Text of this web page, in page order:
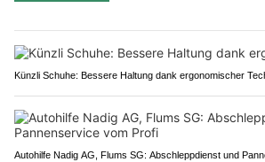
Künzli Schuhe: Bessere Haltung dank ergonomischer
Autohilfe Nadig AG, Flums SG: Abschleppdienst und